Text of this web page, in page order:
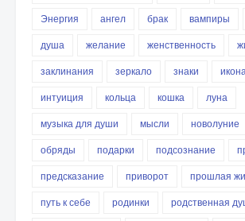
Энергия
ангел брак вампиры
душа
желание женственность
заклинания
зеркало знаки
интуиция
кольца кошка
луна
музыка для души
мысли новолуние
обряды
подарки подсознание
предсказание
приворот
прошлая
путь к себе
родинки
родственная